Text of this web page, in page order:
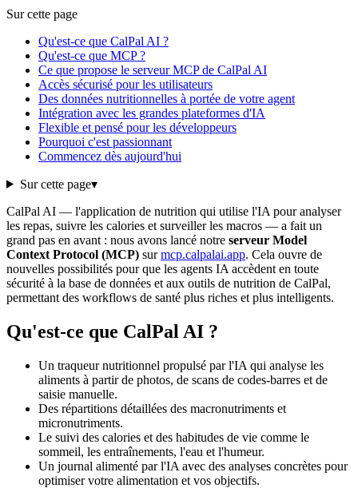
Sur cette page
Qu'est-ce que CalPal AI ?
Qu'est-ce que MCP ?
Ce que propose le serveur MCP de CalPal AI
Accès sécurisé pour les utilisateurs
Des données nutritionnelles à portée de votre agent
Intégration avec les grandes plateformes d'IA
Flexible et pensé pour les développeurs
Pourquoi c'est passionnant
Commencez dès aujourd'hui
Sur cette page▾
CalPal AI — l'application de nutrition qui utilise l'IA pour analyser
les repas, suivre les calories et surveiller les macros — a fait un
grand pas en avant : nous avons lancé notre serveur Model
Context Protocol (MCP) surmcp.calpalai.app. Cela ouvre de
nouvelles possibilités pour que les agents IA accèdent en toute
sécurité à la base de données et aux outils de nutrition de CalPal,
permettant des workflows de santé plus riches et plus intelligents.
Qu'est-ce que CalPal AI ?
Un traqueur nutritionnel propulsé par l'IA qui analyse les
aliments à partir de photos, de scans de codes-barres et de
saisie manuelle.
Des répartitions détaillées des macronutriments et
micronutriments.
Le suivi des calories et des habitudes de vie comme le
sommeil, les entraînements, l'eau et l'humeur.
Un journal alimenté par l'IA avec des analyses concrètes pour
optimiser votre alimentation et vos objectifs.